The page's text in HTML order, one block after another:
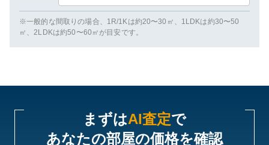
※一般的な間取りの場合、1R/1Kは約20〜30㎡、1LDKは約30〜50
㎡、2LDKは約50〜60㎡が目安です。
まずはAI査定で
あなたの部屋の価格を確認